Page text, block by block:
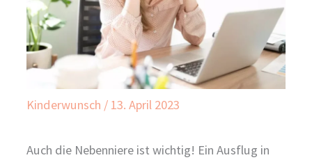
Kinderwunsch / 13. April 2023
Auch die Nebenniere ist wichtig! Ein Ausflug in